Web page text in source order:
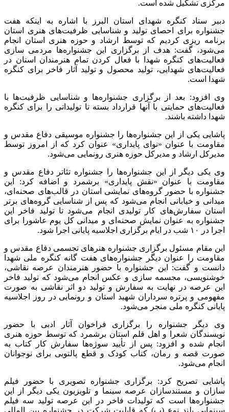
مرکزی تشکیل شده است.
دبیر ستاد کنگره شهدای استان البرز با اشاره به اینکه هفت
جشنواره برای احصای تولید و شناسایی ظرفیت‌های هنری استان
برنامه ریزی کردیم که توسط ارشاد و حوزه هنری استان انجام
می‌شود، گفت: هدف از برگزاری این جشنواره‌ها مردمی سازی
فعالیت‌های کنگره شهدا با فعال کردن تمام هنرمندان استان در
فعالیت‌های شهدایی، تولید محصول و تولید آثار فاخر برای کنگره
شهدا است.
وی افزود: بعد از برگزاری جشنواره‌ها و شناسایی ظرفیت‌ها با
فعالیت‌های حمایتی با آنها قرارداد بسته تا تولیداتی را برای کنگره
شهدا داشته باشند.
پاشایی یکی از این جشنواره‌ها را جشنواره موسیقی دفاع مقدس و
مقاومت با عنوان «نوای پایداری» عنوان کرد که از امروز توسط
مدیرکل ارشاد و مدیرکل حوزه هنری رونمایی می‌شود.
وی یکی دیگر از این جشنواره‌ها را جشنواره تئاتر دفاع مقدس و
مقاومت با عنوان «نقش پایداری» برشمرد و اضافه کرد: این
جشنواره با حضور گروه‌های نمایشی استان در قالب‌های صحنه‌ای،
میدانی و خیابانی انجام می‌شود که پس از شناسایی گروه‌های برتر
استان سفارش‌های کار تولیدی انجام می‌شود تا تولید فاخر این
جشنواره به عنوان نمایش صحنه‌ای و میدانی کل یوم عاشورا برای
اجرا در ۱۰ شب در ایام برگزاری اجلاسیه پایانی اجرا شود.
این مقام مسئول برگزاری جشنواره هنرهای تجسمی دفاع مقدس و
مقاومت را عنوان دیگر جشنواره‌های هفت گانه کنگره ملی شهدا
دانست و گفت: این جشنواره با حضور هنرمندان عرصه نقاشی،
خوشنویسی، مجسمه سازی و عکس انجام می‌شود که تولید فاخر
این عرصه در نهایت به سفارش و تولید دو اثر نقاشی به صورت
مفهومی و پرتره سرداران شهید استان و رونمایی در روز اجلاسیه
پایانی کنگره ملی منجر می‌شود.
وی دیگر جشنواره را برگزاری فراخوان آثار ادبی با حضور
نویسندگان شعرا و اهل قلم استان برشمرد که توسط حوزه هنری
انجام شده و افزود: پس از تأیید سوژه‌ها سفارش کار کتاب به
صورت قصه و رمان، کتاب کودک و قطع پالتویی برای نوجوانان
انجام می‌شود.
پاشایی تصریح کرد: برگزاری جشنواره تصویری با حضور فیلم
سازان و مستندسازان عرصه سینما و تلویزیون یکی دیگر از این
جشنواره‌ها است که تولیدات فاخر در این عرصه تولید سه فیلم
سینمایی بلند نوع (ب) که قابلیت شرکت در جشنواره بین المللی